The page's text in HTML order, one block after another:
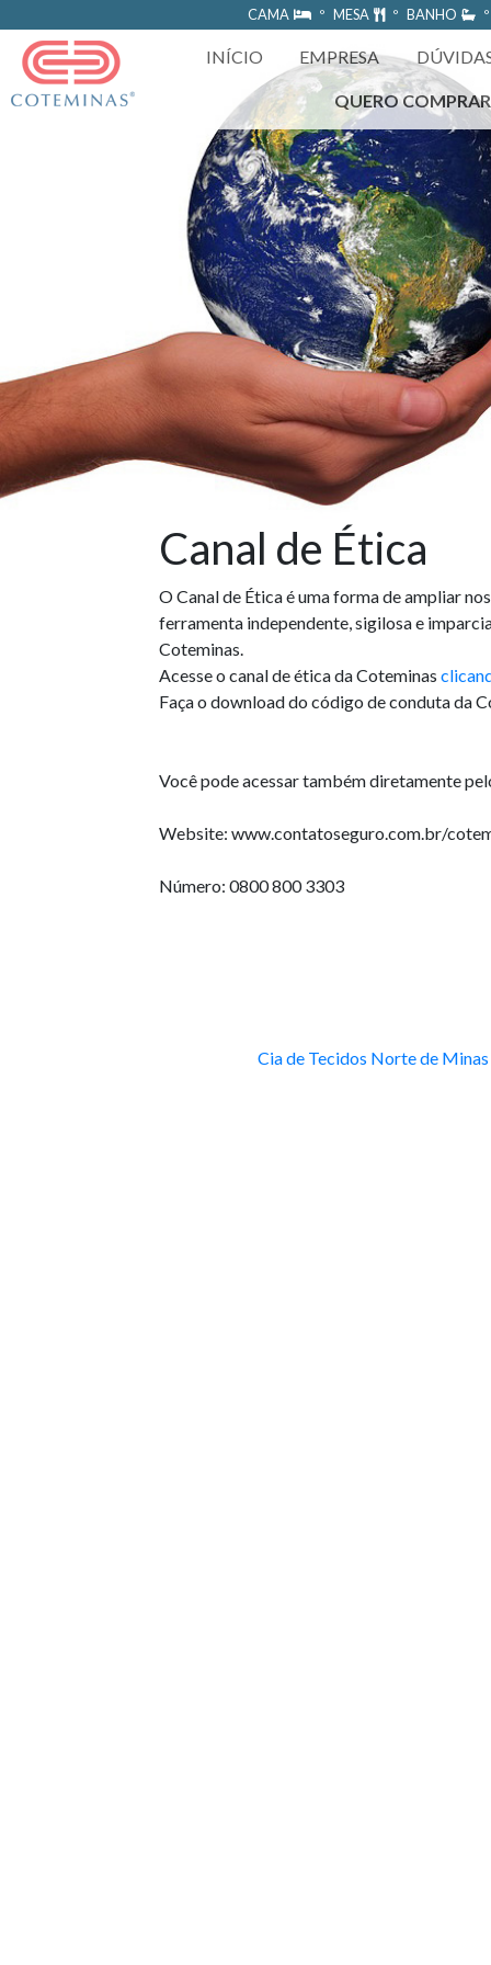
https://www.coteminas.com.br/desenv-web/htm11/
CAMA º MESA º BANHO
INÍCIO EMPRESA
QUERO COMPRAR
Canal de Ética
O Canal de Ética é uma forma de ampliar
ferramenta independente, sigilosa e
Coteminas.
Acesse o canal de ética da Coteminas
Faça o download do código de conduta da
Você pode acessar também diretamente
Website: www.contatoseguro.com.br/
Número: 0800 800 3303
Cia de Tecidos Norte de Minas